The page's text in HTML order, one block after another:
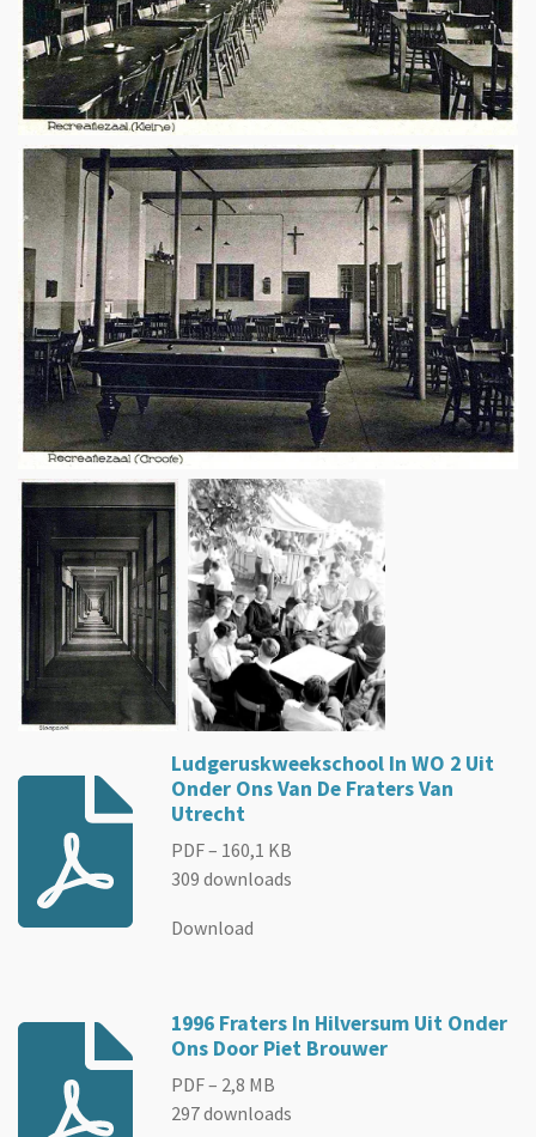
Ludgeruskweekschool In WO 2 Uit
Onder Ons Van De Fraters Van
Utrecht
PDF – 160,1 KB
309 downloads
Download
1996 Fraters In Hilversum Uit Onder
Ons Door Piet Brouwer
PDF – 2,8 MB
297 downloads